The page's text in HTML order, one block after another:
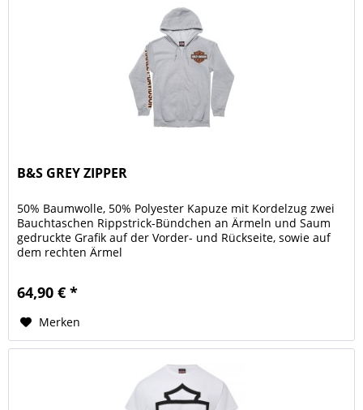
B&S GREY ZIPPER
50% Baumwolle, 50% Polyester Kapuze mit Kordelzug zwei
Bauchtaschen Rippstrick-Bündchen an Ärmeln und Saum
gedruckte Grafik auf der Vorder- und Rückseite, sowie auf
dem rechten Ärmel
64,90 € *
Merken